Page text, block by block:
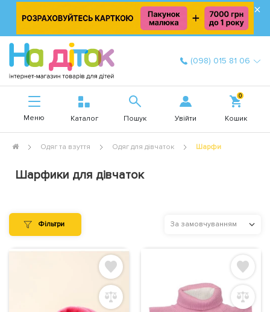
×
(098) 015 81 06
Меню Каталог Пошук Увійти
0
Кошик
Одяг та взуття Одяг для дівчаток Шарфи
Шарфики для дівчаток
Фільтри За замовчуванням